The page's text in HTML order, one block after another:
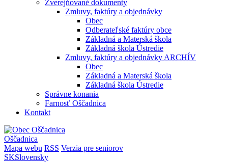
Zverejňované dokumenty
Zmluvy, faktúry a objednávky
Obec
Odberateľské faktúry obce
Základná a Materská škola
Základná škola Ústredie
Zmluvy, faktúry a objednávky ARCHÍV
Obec
Základná a Materská škola
Základná škola Ústredie
Správne konania
Farnosť Oščadnica
Kontakt
Oščadnica
Mapa webu RSS Verzia pre seniorov
SKSlovensky